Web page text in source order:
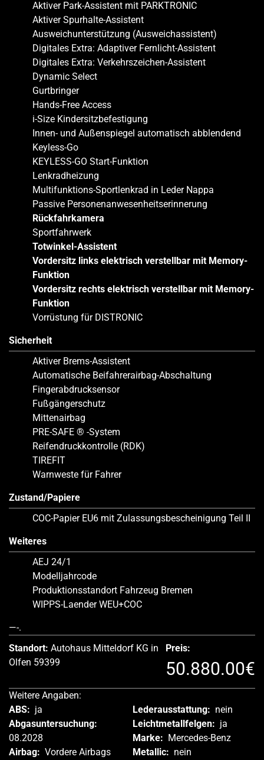
Aktiver Park-Assistent mit PARKTRONIC
Aktiver Spurhalte-Assistent
Ausweichunterstützung (Ausweichassistent)
Digitales Extra: Adaptiver Fernlicht-Assistent
Digitales Extra: Verkehrszeichen-Assistent
Dynamic Select
Gurtbringer
Hands-Free Access
i-Size Kindersitzbefestigung
Innen- und Außenspiegel automatisch abblendend
Keyless-Go
KEYLESS-GO Start-Funktion
Lenkradheizung
Multifunktions-Sportlenkrad in Leder Nappa
Passive Personenanwesenheitserinnerung
Rückfahrkamera
Sportfahrwerk
Totwinkel-Assistent
Vordersitz links elektrisch verstellbar mit Memory-
Funktion
Vordersitz rechts elektrisch verstellbar mit Memory-
Funktion
Vorrüstung für DISTRONIC
Sicherheit
Aktiver Brems-Assistent
Automatische Beifahrerairbag-Abschaltung
Fingerabdrucksensor
Fußgängerschutz
Mittenairbag
PRE-SAFE ® -System
Reifendruckkontrolle (RDK)
TIREFIT
Warnweste für Fahrer
Zustand/Papiere
COC-Papier EU6 mit Zulassungsbescheinigung Teil II
Weiteres
AEJ 24/1
Modelljahrcode
Produktionsstandort Fahrzeug Bremen
WIPPS-Laender WEU+COC
—-.
Standort: Autohaus Mitteldorf KG in
Olfen 59399
Preis:
50.880.00€
Weitere Angaben:
ABS: ja
Abgasuntersuchung:
08.2028
Airbag: Vordere Airbags
Lederausstattung: nein
Leichtmetallfelgen: ja
Marke: Mercedes-Benz
Metallic: nein